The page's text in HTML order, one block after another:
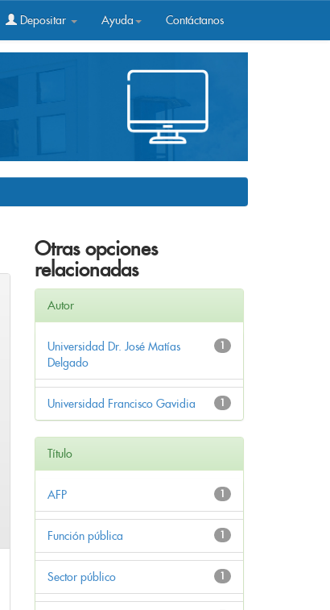
Depositar Ayuda Contáctanos
Otras opciones
relacionadas
Autor
1
Universidad Dr. José Matías
Delgado
1
Universidad Francisco Gavidia
Título
1
AFP
1
Función pública
1
Sector público